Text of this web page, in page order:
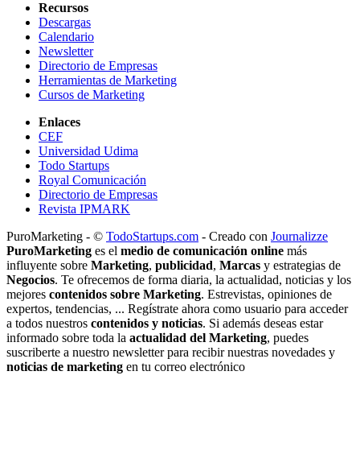
Recursos
Descargas
Calendario
Newsletter
Directorio de Empresas
Herramientas de Marketing
Cursos de Marketing
Enlaces
CEF
Universidad Udima
Todo Startups
Royal Comunicación
Directorio de Empresas
Revista IPMARK
PuroMarketing - © TodoStartups.com - Creado con Journalizze
PuroMarketing es el medio de comunicación online más
influyente sobre Marketing, publicidad, Marcas y estrategias de
Negocios. Te ofrecemos de forma diaria, la actualidad, noticias y los
mejores contenidos sobre Marketing. Estrevistas, opiniones de
expertos, tendencias, ... Regístrate ahora como usuario para acceder
a todos nuestros contenidos y noticias. Si además deseas estar
informado sobre toda la actualidad del Marketing, puedes
suscriberte a nuestro newsletter para recibir nuestras novedades y
noticias de marketing en tu correo electrónico